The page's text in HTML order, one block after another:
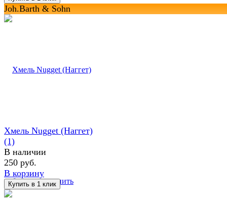
Joh.Barth & Sohn
избранное сравнить
Хмель Nugget (Наггет)
(1)
В наличии
250 руб.
В корзину